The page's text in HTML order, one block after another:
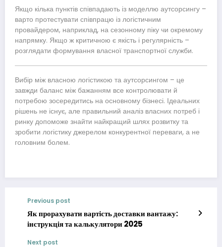
Якщо кілька пунктів співпадають із моделлю аутсорсингу –
варто протестувати співпрацю із логістичним
провайдером, наприклад, на сезонному піку чи окремому
напрямку. Якщо ж критичною є якість і регулярність –
розглядати формування власної транспортної служби.
Вибір між власною логістикою та аутсорсингом – це
завжди баланс між бажанням все контролювати й
потребою зосередитись на основному бізнесі. Ідеальних
рішень не існує, але правильний аналіз власних потреб і
ринку допоможе знайти найкращий шлях розвитку та
зробити логістику джерелом конкурентної переваги, а не
головним болем.
Previous post
Як прорахувати вартість доставки вантажу:
інструкція та калькулятори 2025
Next post